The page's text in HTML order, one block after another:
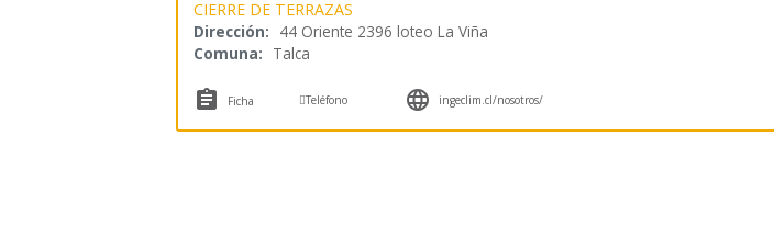
CIERRE DE TERRAZAS
Dirección: 44 Oriente 2396 loteo La Viña
Comuna: Talca
 Ficha Teléfono  ingeclim.cl/nosotros/